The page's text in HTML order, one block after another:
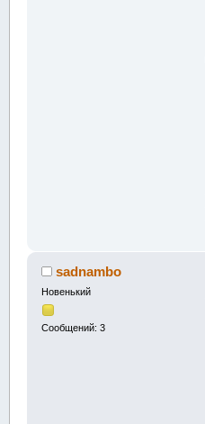
sadnambo
Новенький
Сообщений: 3